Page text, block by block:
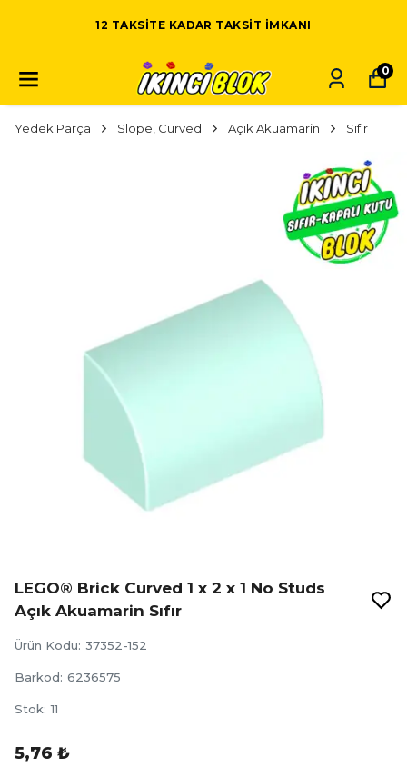
12 TAKSITE KADAR TAKSIT IMKANI
0
Yedek Parça Slope, Curved Açık Akuamarin Sıfır
LEGO® Brick Curved 1 x 2 x 1 No Studs
Açık Akuamarin Sıfır
Ürün Kodu: 37352-152
Barkod: 6236575
Stok: 11
5,76 ₺